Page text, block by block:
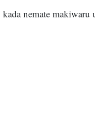
nemate makiwaru